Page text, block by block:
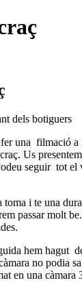
dels botiguers
una filmació
Us
seguir tot el
toma i te una
passar molt
hem hagut
no podia
en una càmara